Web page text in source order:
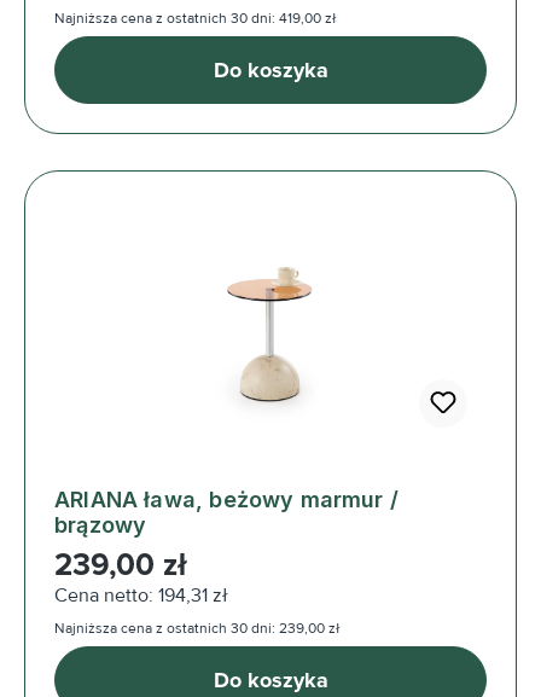
Najniższa cena z ostatnich 30 dni: 419,00 zł
Do koszyka
ARIANA ława, beżowy marmur /
brązowy
Cena regularna:
239,00 zł
Cena netto: 194,31 zł
Najniższa cena z ostatnich 30 dni: 239,00 zł
Do koszyka